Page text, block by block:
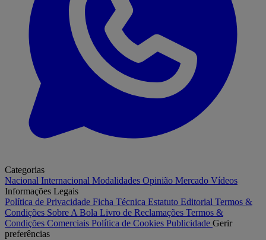
Categorias
Nacional Internacional Modalidades Opinião Mercado Vídeos
Informações Legais
Política de Privacidade Ficha Técnica Estatuto Editorial Termos &
Condições Sobre A Bola Livro de Reclamações Termos &
Condições Comerciais Política de Cookies Publicidade Gerir
preferências